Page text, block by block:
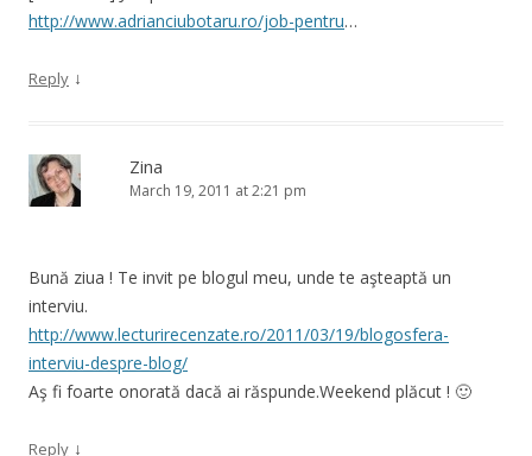
http://www.adrianciubotaru.ro/job-pentru…
Reply ↓
Zina
March 19, 2011 at 2:21 pm
Bună ziua ! Te invit pe blogul meu, unde te aşteaptă un
interviu.
http://www.lecturirecenzate.ro/2011/03/19/blogosfera-
interviu-despre-blog/
Aş fi foarte onorată dacă ai răspunde.Weekend plăcut ! 🙂
Reply ↓